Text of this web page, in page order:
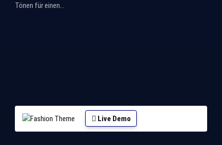
Tönen für einen...
Live Demo